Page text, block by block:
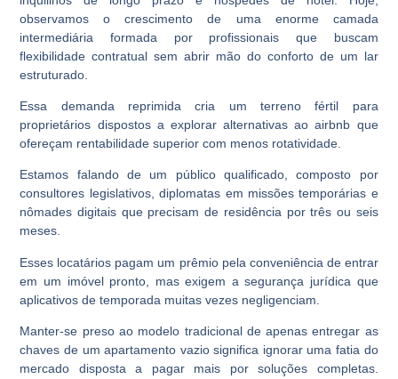
observamos o crescimento de uma enorme camada
intermediária formada por profissionais que buscam
flexibilidade contratual sem abrir mão do conforto de um lar
estruturado.
Essa demanda reprimida cria um terreno fértil para
proprietários dispostos a explorar alternativas ao airbnb que
ofereçam rentabilidade superior com menos rotatividade.
Estamos falando de um público qualificado, composto por
consultores legislativos, diplomatas em missões temporárias e
nômades digitais que precisam de residência por três ou seis
meses.
Esses locatários pagam um prêmio pela conveniência de entrar
em um imóvel pronto, mas exigem a segurança jurídica que
aplicativos de temporada muitas vezes negligenciam.
Manter-se preso ao modelo tradicional de apenas entregar as
chaves de um apartamento vazio significa ignorar uma fatia do
mercado disposta a pagar mais por soluções completas.